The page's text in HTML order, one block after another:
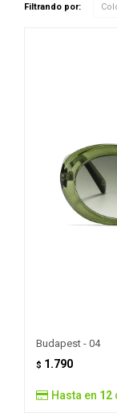
Filtrando por:
Budapest - 04
$ 1.790
Hasta en 12